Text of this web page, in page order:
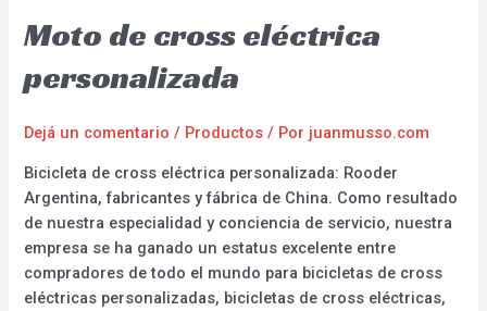
Moto de cross eléctrica
personalizada
Dejá un comentario / Productos / Por juanmusso.com
Bicicleta de cross eléctrica personalizada: Rooder
Argentina, fabricantes y fábrica de China. Como resultado
de nuestra especialidad y conciencia de servicio, nuestra
empresa se ha ganado un estatus excelente entre
compradores de todo el mundo para bicicletas de cross
eléctricas personalizadas, bicicletas de cross eléctricas,